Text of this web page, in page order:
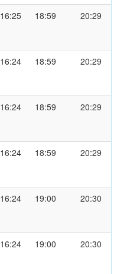
16:25 18:59 20:29
16:24 18:59 20:29
16:24 18:59 20:29
16:24 18:59 20:29
16:24 19:00 20:30
16:24 19:00 20:30